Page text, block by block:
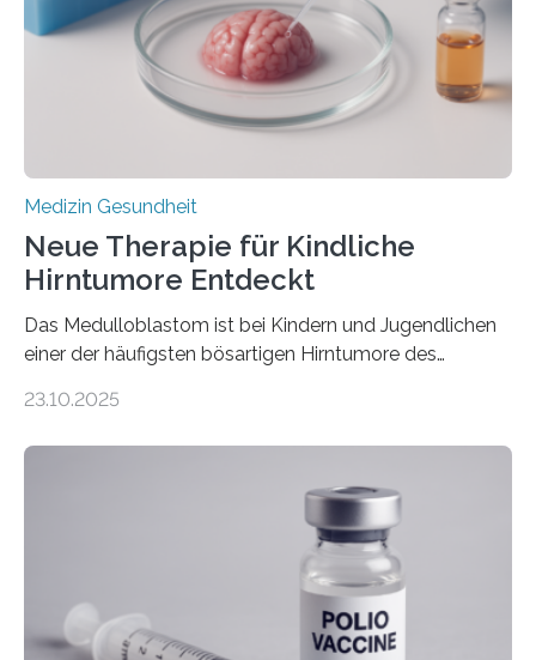
hypertrophe Kardiomyopathie (HCM) ist die häufigste
erblich bedingte Herzerkrankung. Sie führt dazu, dass
sich die linke Herzkammer verdickt, der Herzmuskel zu
stark kontrahiert…
Medizin Gesundheit
Neue Therapie für Kindliche
Hirntumore Entdeckt
Das Medulloblastom ist bei Kindern und Jugendlichen
einer der häufigsten bösartigen Hirntumore des
Betroffenen können mit heutigen Methoden geheilt
Dringend benötigt werden zielgerichtete Therapien, die
nur Tumorschwachstellen angreifen und normales
Gewebe verschonen. Forschende um Daniel Merk vom
Hertie-Institut für klinische Hirnforschung am
Universitätsklinikum Tübingen haben eine solche
Schwachstelle im Erbgut einer Untergruppe des
23.10.2025